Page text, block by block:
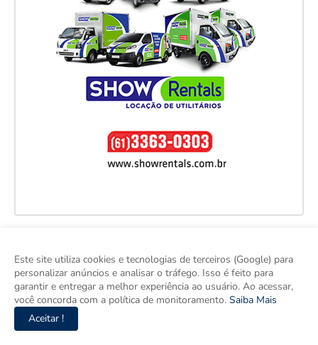
Este site utiliza cookies e tecnologias de terceiros (Google) para
personalizar anúncios e analisar o tráfego. Isso é feito para
garantir e entregar a melhor experiência ao usuário. Ao acessar,
você concorda com a política de monitoramento. Saiba Mais
Aceitar !